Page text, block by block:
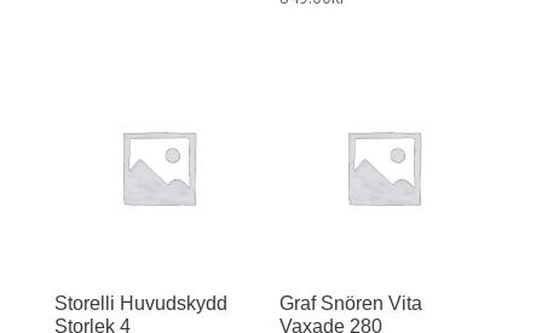
satt
Storelli Huvudskydd
Storlek 4
Graf Snören Vita
Vaxade 280